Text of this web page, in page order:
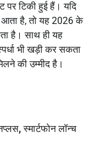
टिकी हुई हैं। यदि
है, तो यह 2026 के
है। साथ ही यह
भी खड़ी कर सकता
की उम्मीद है।
,स्मार्टफोन लॉन्च